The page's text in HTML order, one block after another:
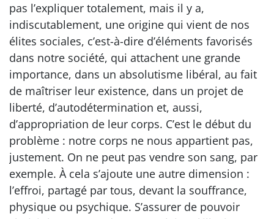
pas l’expliquer totalement, mais il y a,
indiscutablement, une origine qui vient de nos
élites sociales, c’est-à-dire d’éléments favorisés
dans notre société, qui attachent une grande
importance, dans un absolutisme libéral, au fait
de maîtriser leur existence, dans un projet de
liberté, d’autodétermination et, aussi,
d’appropriation de leur corps. C’est le début du
problème : notre corps ne nous appartient pas,
justement. On ne peut pas vendre son sang, par
exemple. À cela s’ajoute une autre dimension :
l’effroi, partagé par tous, devant la souffrance,
physique ou psychique. S’assurer de pouvoir